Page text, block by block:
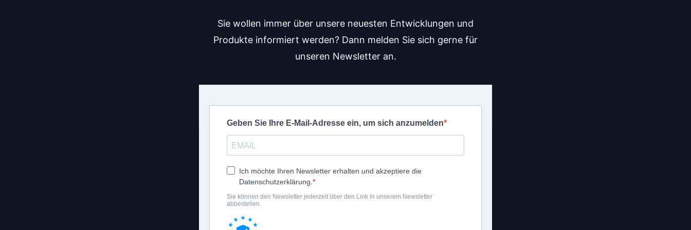
Sie wollen immer über unsere neuesten Entwicklungen und
Produkte informiert werden? Dann melden Sie sich gerne für
unseren Newsletter an.